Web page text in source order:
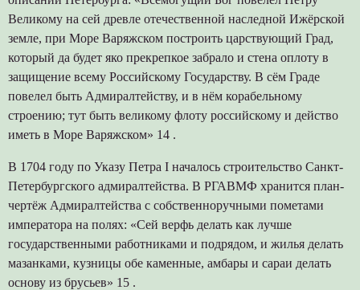
Великому на сей древле отечественной наследной Ижёрской
земле, при Море Варяжском построить царствующий Град,
который да будет яко прекрепкое забрало и стена оплоту в
защищение всему Российскому Государству. В сём Граде
повелел быть Адмиралтейству, и в нём корабельному
строению; тут быть великому флоту российскому и действо
иметь в Море Варяжском» 14 .
В 1704 году по Указу Петра I началось строительство Санкт-
Петербургского адмиралтейства. В РГАВМФ хранится план-
чертёж Адмиралтейства с собственноручными пометами
императора на полях: «Сей верфь делать как лучше
государственными работниками и подрядом, и жилья делать
мазанками, кузницы обе каменные, амбары и сараи делать
основу из брусьев» 15 .